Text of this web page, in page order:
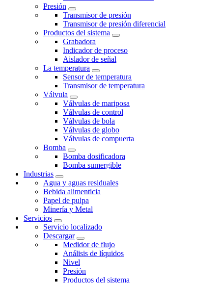
Presión
Transmisor de presión
Transmisor de presión diferencial
Productos del sistema
Grabadora
Indicador de proceso
Aislador de señal
La temperatura
Sensor de temperatura
Transmisor de temperatura
Válvula
Válvulas de mariposa
Válvulas de control
Válvulas de bola
Válvulas de globo
Válvulas de compuerta
Bomba
Bomba dosificadora
Bomba sumergible
Industrias
Agua y aguas residuales
Bebida alimenticia
Papel de pulpa
Minería y Metal
Servicios
Servicio localizado
Descargar
Medidor de flujo
Análisis de líquidos
Nivel
Presión
Productos del sistema